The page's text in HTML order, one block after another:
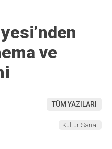
ve
TÜM YAZILARI
Kültür Sanat